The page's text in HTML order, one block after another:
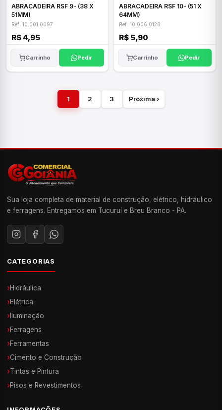
ABRACADEIRA RSF 9- (38 X
51MM)
Ref: 10.001.0097
R$ 4,95
Carrinho Pedir
ABRACADEIRA RSF 10- (51 X
64MM)
Ref: 10.006.0128
R$ 5,90
Carrinho Pedir
1 2 3 Próxima ›
Sua loja completa de material de construção, elétrico, hidráulico
e ferragens. Entregamos em Tucuruí e Breu Branco - PA.
CATEGORIAS
›Hidráulica
›Elétrica
› Iluminação
›Ferragens
›Ferramentas
›Cimento e Construção
›Tintas e Pintura
›Pisos e Revestimentos